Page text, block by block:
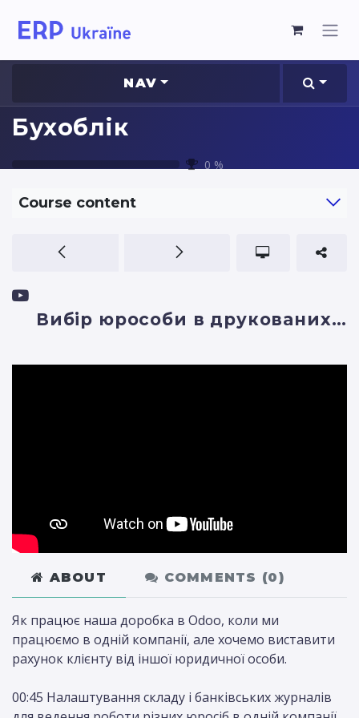
NAV
Бухоблік
0 %
Course content
Вибір юрособи в друкованих формах
ABOUT COMMENTS (0)
Як працює наша доробка в Odoo, коли ми
працюємо в одній компанії, але хочемо виставити
рахунок клієнту від іншої юридичної особи.
00:45 Налаштування складу і банківських журналів